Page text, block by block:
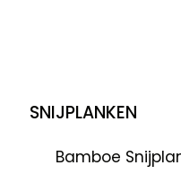
SNIJPLANKEN
Bamboe